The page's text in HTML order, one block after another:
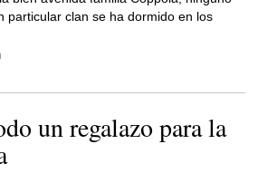
particular clan se ha dormido en los
un regalazo para la